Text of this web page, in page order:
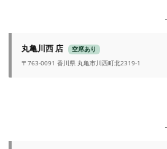
丸亀川西 店
空席あり
〒763-0091 香川県 丸亀市川西町北2319-1